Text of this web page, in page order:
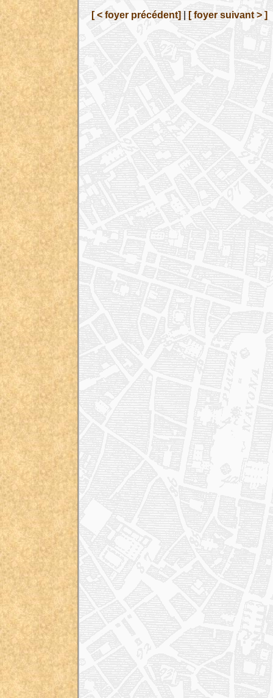
[ < foyer précédent] [ foyer suivant > ]